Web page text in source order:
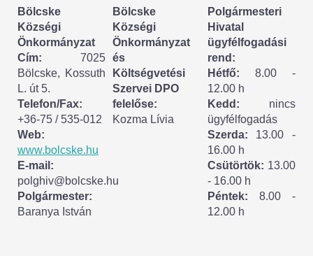
ESEMÉNYEK
TESTVÉRTELEPÜLÉSÜNK:
CSÍKSZÉPVÍZ
VÁLASZTÁSI INFORMÁCIÓK
Választási szervek
Választási ügyintézés
2024. évi általános választások
Bölcske
Községi
Önkormányzat
Cím: 7025
Bölcske, Kossuth
L. út 5.
Telefon/Fax:
+36-75 / 535-012
Web:
www.bolcske.hu
E-mail:
polghiv@bolcske.hu
Polgármester:
Baranya István
Bölcske
Községi
Önkormányzat
és
Költségvetési
Szervei DPO
felelőse:
Kozma Lívia
Polgármesteri
Hivatal
ügyfélfogadási
rend:
Hétfő: 8.00 -
12.00 h
Kedd: nincs
ügyfélfogadás
Szerda: 13.00 -
16.00 h
Csütörtök: 13.00
- 16.00 h
Péntek: 8.00 -
12.00 h